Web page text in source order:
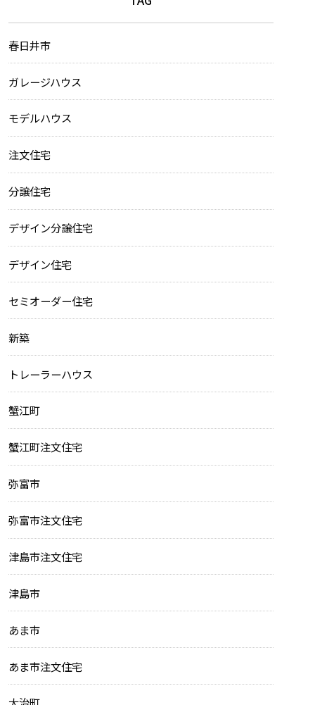
春日井市
ガレージハウス
モデルハウス
注文住宅
分譲住宅
デザイン分譲住宅
デザイン住宅
セミオーダー住宅
新築
トレーラーハウス
蟹江町
蟹江町注文住宅
弥富市
弥富市注文住宅
津島市注文住宅
津島市
あま市
あま市注文住宅